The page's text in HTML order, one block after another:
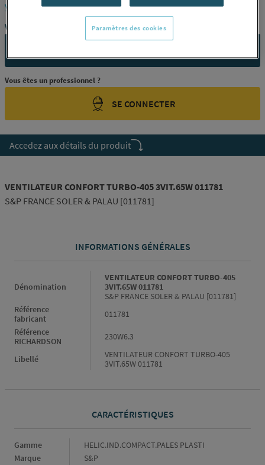
Voir la description complète
Vous avez un projet ?
Vous êtes un professionnel ?
SE CONNECTER
Accedez aux détails du produit
VENTILATEUR CONFORT TURBO-405 3VIT.65W 011781
S&P FRANCE SOLER & PALAU [011781]
INFORMATIONS GÉNÉRALES
Informations générales
Dénomination
VENTILATEUR CONFORT TURBO-405
3VIT.65W 011781
S&P FRANCE SOLER & PALAU [011781]
Référence
fabricant
011781
Référence
RICHARDSON
230W6.3
Libellé
VENTILATEUR CONFORT TURBO-405
3VIT.65W 011781
CARACTÉRISTIQUES
Caractéristiques
Gamme
HELIC.IND.COMPACT.PALES PLASTI
Marque
S&P
Paramètres des cookies